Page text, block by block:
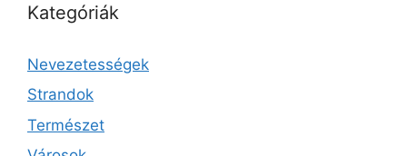
Kategóriák
Nevezetességek
Strandok
Természet